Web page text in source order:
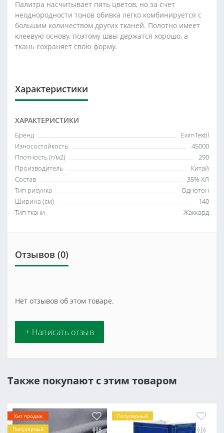
Палитра насчитывает пять цветов, но за счет
неоднородности тонов обивка легко комбинируется с
большим количеством других тканей. Полотно имеет
клеевую основу, поэтому швы держатся хорошо, а
ткань сохраняет свою форму.
Характеристики
ХАРАКТЕРИСТИКИ
Бренд
EximTextil
Износостойкость
45000
Плотность (г/м2)
290
Производитель
Китай
Состав
35% ХЛ
Тип рисунка
Однотон
Ширина (см)
140
Тип ткани
Жаккард
Отзывов (0)
Нет отзывов об этом товаре.
+ Написать отзыв
Также покупают с этим товаром
Хит продаж
Популярный
Популярный